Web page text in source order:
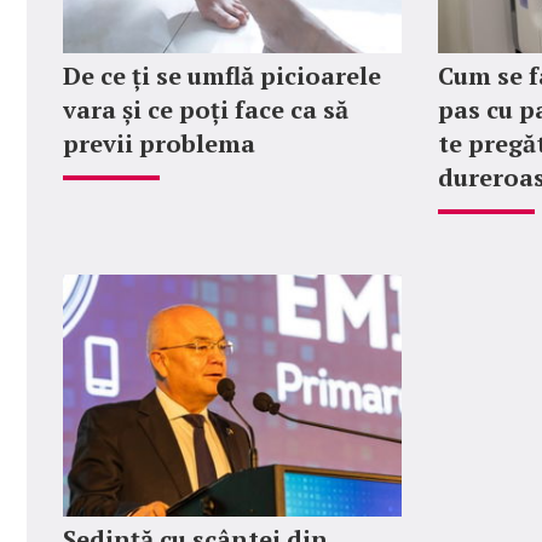
De ce ți se umflă picioarele
vara și ce poți face ca să
previi problema
Cum se
pas cu
te